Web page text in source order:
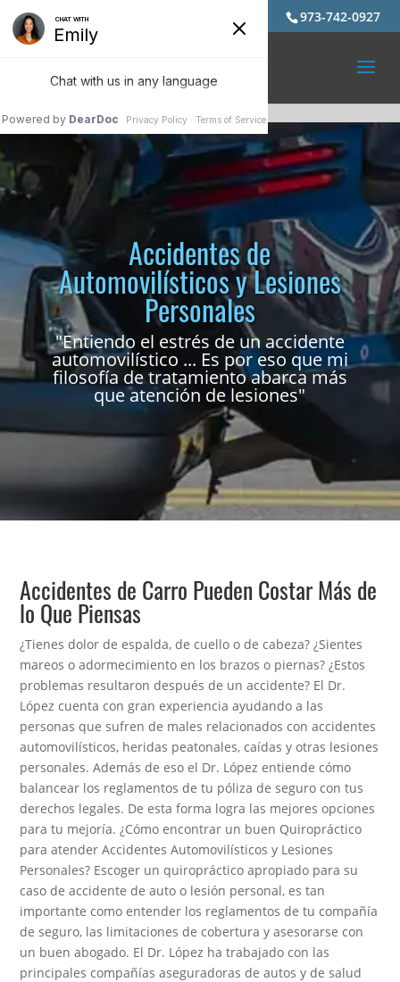
973-742-0927
Accidentes de
Automovilísticos y Lesiones
Personales
"Entiendo el estrés de un accidente
automovilístico ... Es por eso que mi
filosofía de tratamiento abarca más
que atención de lesiones"
Accidentes de Carro Pueden Costar Más de
lo Que Piensas
¿Tienes dolor de espalda, de cuello o de cabeza? ¿Sientes
mareos o adormecimiento en los brazos o piernas? ¿Estos
problemas resultaron después de un accidente? El Dr.
López cuenta con gran experiencia ayudando a las
personas que sufren de males relacionados con accidentes
automovilísticos, heridas peatonales, caídas y otras lesiones
personales. Además de eso el Dr. López entiende cómo
balancear los reglamentos de tu póliza de seguro con tus
derechos legales. De esta forma logra las mejores opciones
para tu mejoría. ¿Cómo encontrar un buen Quiropráctico
para atender Accidentes Automovilísticos y Lesiones
Personales? Escoger un quiropráctico apropiado para su
caso de accidente de auto o lesión personal, es tan
importante como entender los reglamentos de tu compañía
de seguro, las limitaciones de cobertura y asesorarse con
un buen abogado. El Dr. López ha trabajado con las
principales compañías aseguradoras de autos y de salud